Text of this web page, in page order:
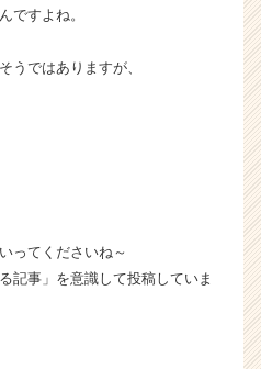
ですよね。
うではありますが、
ってくださいね～
記事」を意識して投稿していま